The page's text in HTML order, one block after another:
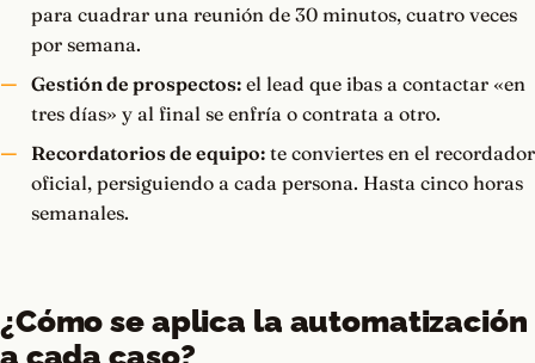
para cuadrar una reunión de 30 minutos, cuatro veces
por semana.
Gestión de prospectos:el lead que ibas a contactar «en
tres días» y al final se enfría o contrata a otro.
Recordatorios de equipo:te conviertes en el recordador
oficial, persiguiendo a cada persona. Hasta cinco horas
semanales.
¿Cómo se aplica la automatización